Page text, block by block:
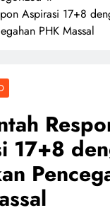
Aspirasi 17+8
PHK Massal
17+8